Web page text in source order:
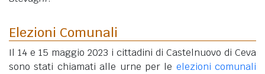
Elezioni Comunali
Il 14 e 15 maggio 2023 i cittadini di Castelnuovo di Ceva
sono stati chiamati alle urne per le elezioni comunali